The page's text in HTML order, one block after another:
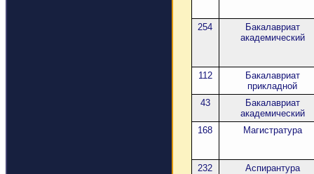
254
Бакалавриат
академический
112
Бакалавриат
прикладной
43
Бакалавриат
академический
168
Магистратура
232 Аспирантура